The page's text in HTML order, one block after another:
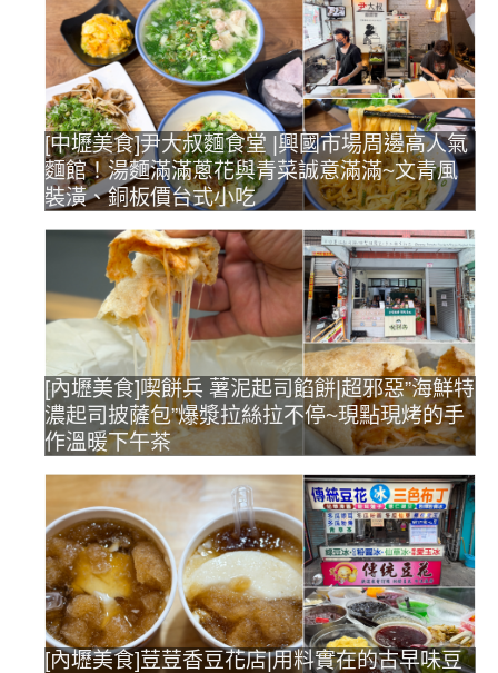
[中壢美食]尹大叔麵食堂 |興國市場周邊高人氣
麵館！湯麵滿滿蔥花與青菜誠意滿滿~文青風
裝潢、銅板價台式小吃
[內壢美食]喫餅兵 薯泥起司餡餅|超邪惡”海鮮特
濃起司披薩包”爆漿拉絲拉不停~現點現烤的手
作溫暖下午茶
[內壢美食]荳荳香豆花店|用料實在的古早味豆